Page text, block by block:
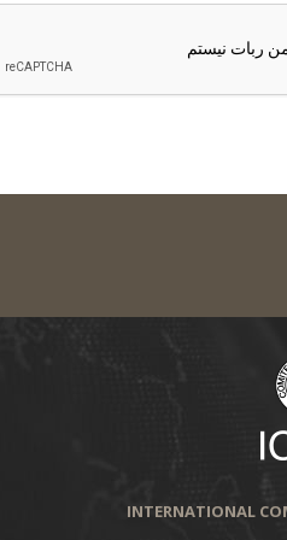
INTERNATIONAL